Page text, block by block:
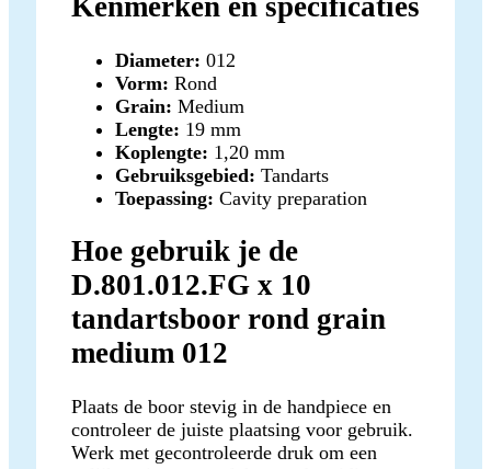
Kenmerken en specificaties
Diameter: 012
Vorm: Rond
Grain: Medium
Lengte: 19 mm
Koplengte: 1,20 mm
Gebruiksgebied: Tandarts
Toepassing: Cavity preparation
Hoe gebruik je de
D.801.012.FG x 10
tandartsboor rond grain
medium 012
Plaats de boor stevig in de handpiece en
controleer de juiste plaatsing voor gebruik.
Werk met gecontroleerde druk om een